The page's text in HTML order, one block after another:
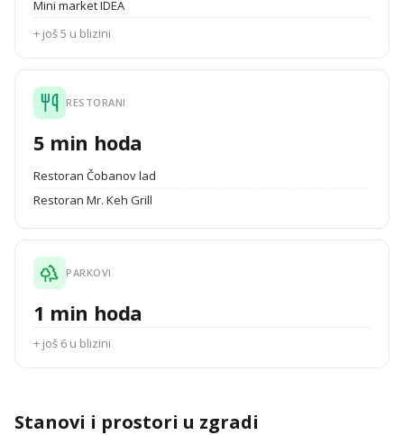
Mini market IDEA
+ još 5 u blizini
RESTORANI
5 min hoda
Restoran Čobanov lad
Restoran Mr. Keh Grill
PARKOVI
1 min hoda
+ još 6 u blizini
Stanovi i prostori u zgradi